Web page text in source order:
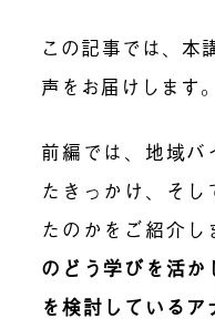
この記事では、本
声をお届けします。
前編では、地域バ
たきっかけ、そし
たのかをご紹介し
のどう学びを活か
を検討している